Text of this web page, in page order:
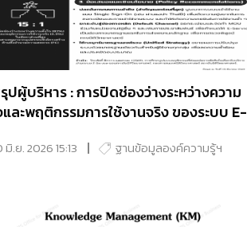
ปผู้บริหาร : การปิดช่องว่างระหว่างความ
และพฤติกรรมการใช้งานจริง ของระบบ E-
มิ.ย. 2026 15:13 ฐานข้อมูลองค์ความรู้ฯ